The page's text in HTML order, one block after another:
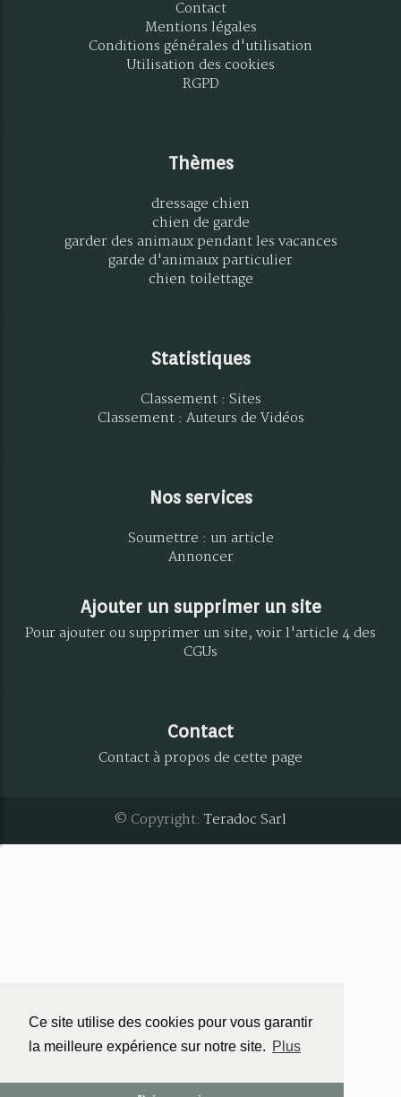
Ce site utilise des cookies pour vous garantir
la meilleure expérience sur notre site. Plus
Contact
Mentions légales
Conditions générales d'utilisation
Utilisation des cookies
RGPD
Thèmes
dressage chien
chien de garde
garder des animaux pendant les vacances
garde d'animaux particulier
chien toilettage
Statistiques
Classement : Sites
Classement : Auteurs de Vidéos
Nos services
Soumettre : un article
Annoncer
Ajouter un supprimer un site
Pour ajouter ou supprimer un site, voir l'article 4 des
CGUs
Contact
Contact à propos de cette page
© Copyright: Teradoc Sarl